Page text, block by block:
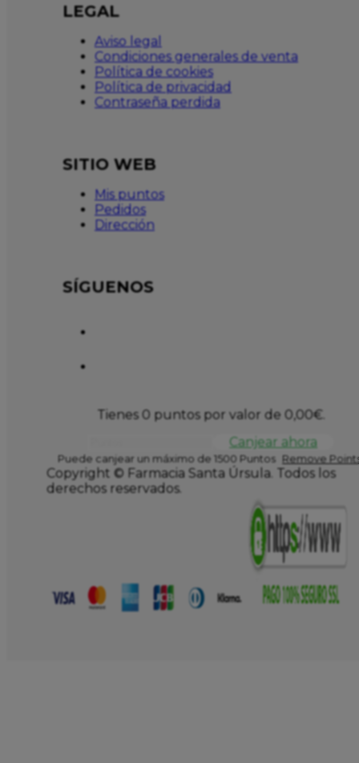
LEGAL
Aviso legal
Condiciones generales de venta
Política de cookies
Política de privacidad
Contraseña perdida
SITIO WEB
Mis puntos
Pedidos
Dirección
SÍGUENOS
Tienes 0 puntos por valor de 0,00€.
Canjear ahora
Puede canjear un máximo de 1500 Puntos Remove
Copyright © Farmacia Santa Úrsula. Todos los
derechos reservados.